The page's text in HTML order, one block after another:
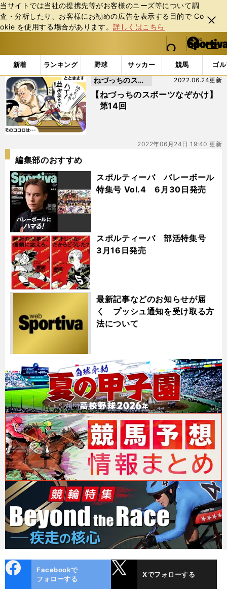
当サイトでは当社の提携先等がお客様のニーズ等について調
査・分析したり、お客様にお勧めの広告を表⽰する⽬的で Co
okie を使⽤する場合があります。詳しくはこちら
閉じ
る
web Sportiva (webスポルティーバ)
検索
マイペ
ー
ジ
メニュ
新着 ランキング 野球 サッカー 競馬 ゴ
b
ス
ポ
ル
テ
ィ
ー
バ
「#THEMATCH2022」の最新ニュース・ 情報
【ねづっちのスポーツなぞかけ】
第14回
2022.06.24更新
ねづっちのスポ
ーツなぞかけ
2022年06月24日 19:40 更新
編集部のおすすめ
スポルティーバ バレーボール
特集号 Vol.4 6月30日発売
スポルティーバ 部活特集号
3月16日発売
最新記事などのお知らせが届
く プッシュ通知を受け取る方
法について
ok
Facebookで
フォローする
Xでフォローする